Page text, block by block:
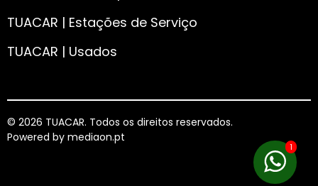
TUACAR | Estações de Serviço
TUACAR | Usados
© 2026 TUACAR. Todos os direitos reservados.
Powered by mediaon.pt
1